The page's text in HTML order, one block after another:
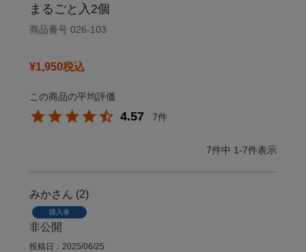
まるごと入2個
商品番号 026-103
¥1,950税込
4.57 7
7件中 1-7件表示
みか 2
購入者
非公開
投稿日 2025/06/25